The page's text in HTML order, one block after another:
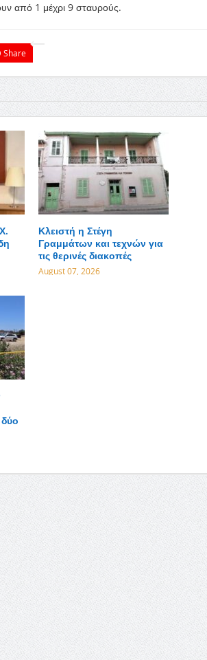
από 1 μέχρι 9 σταυρούς.
Share
Κλειστή η Στέγη
Γραμμάτων και τεχνών για
τις θερινές διακοπές
August 07, 2026